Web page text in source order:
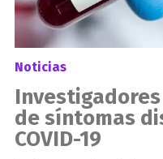
Noticias
de síntomas
COVID-19